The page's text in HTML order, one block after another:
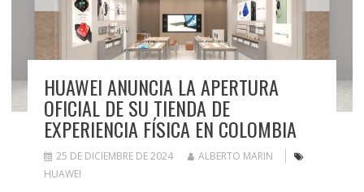
HUAWEI ANUNCIA LA APERTURA
OFICIAL DE SU TIENDA DE
EXPERIENCIA FÍSICA EN COLOMBIA
25 DE DICIEMBRE DE 2024
ALBERTO MARIN
HUAWEI